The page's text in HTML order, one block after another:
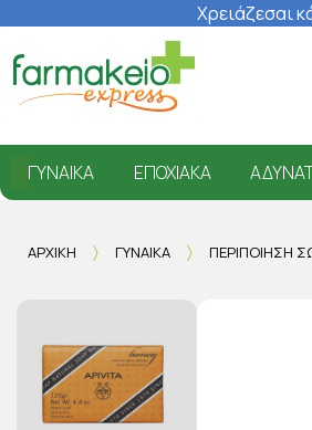
Χρειάζεσαι
ΓΥΝΑΊΚΑ ΕΠΟΧΙΑΚΆ
ΑΡΧΙΚΉ ΓΥΝΑΊΚΑ ΠΕΡΙΠΟΊΗΣΗ